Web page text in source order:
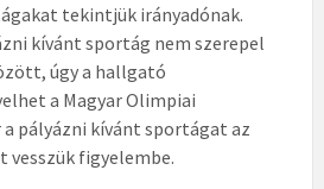
tekintjük irányadónak.
kívánt sportág nem szerepel
úgy a hallgató
a Magyar Olimpiai
pályázni kívánt sportágat az
figyelembe.